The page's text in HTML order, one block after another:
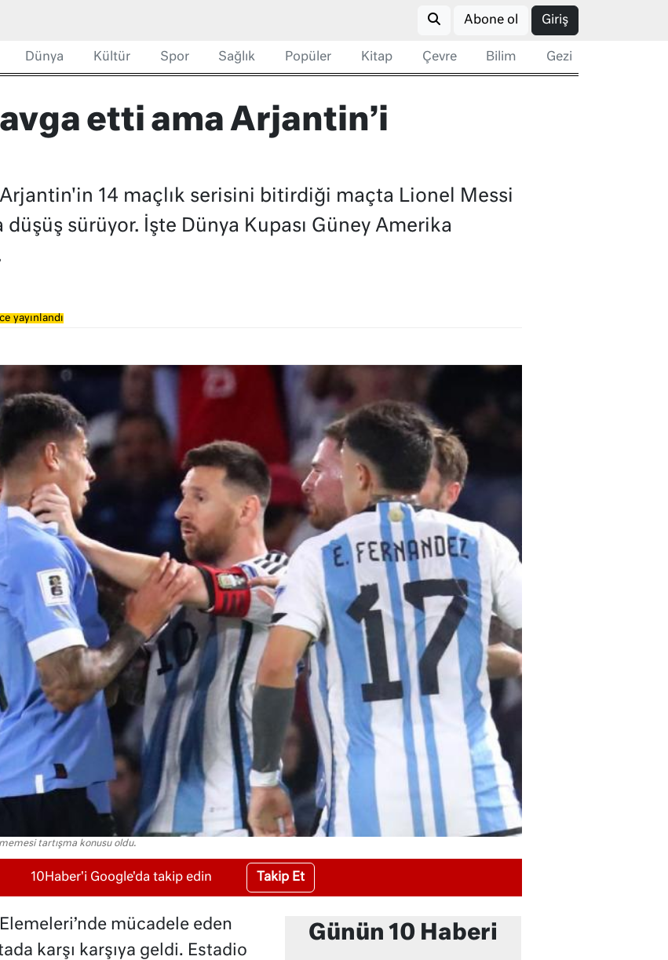
Abone ol Giriş
Dünya Kültür Spor Sağlık Popüler Kitap Çevre Bilim Gezi
etti ama Arjantin’i
14 maçlık serisini bitirdiği maçta Lionel Messi
düşüş sürüyor. İşte Dünya Kupası Güney Amerika
yayınlandı
tartışma konusu oldu.
10Haber'i Google'da takip edin Takip Et
mücadele eden
karşı karşıya geldi. Estadio
Günün 10 Haberi